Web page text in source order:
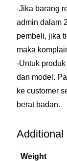
-Jika barang
admin dalam
pembeli, jika
maka
-Untuk
dan model.
ke customer
berat badan.
Additional
Weight